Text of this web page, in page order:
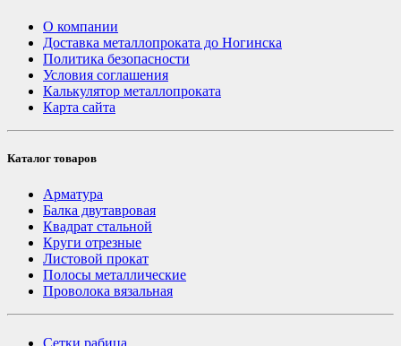
О компании
Доставка металлопроката до Ногинска
Политика безопасности
Условия соглашения
Калькулятор металлопроката
Карта сайта
Каталог товаров
Арматура
Балка двутавровая
Квадрат стальной
Круги отрезные
Листовой прокат
Полосы металлические
Проволока вязальная
Сетки рабица